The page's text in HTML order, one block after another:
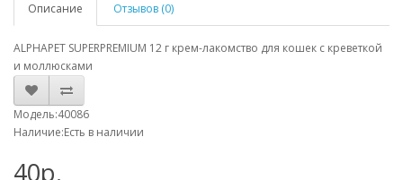
Описание Отзывов (0)
ALPHAPET SUPERPREMIUM 12 г крем-лакомство для кошек с креветкой
и моллюсками
Модель:40086
Наличие:Есть в наличии
40р.